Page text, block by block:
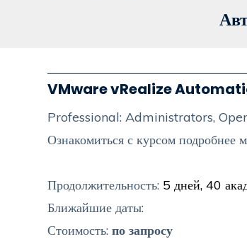
VMware vRealize
Professional: Administrators,
Ознакомиться с курсом подробнее
Продолжительность: 5 дней, 40
Ближайшие даты:
Стоимость: по запросу